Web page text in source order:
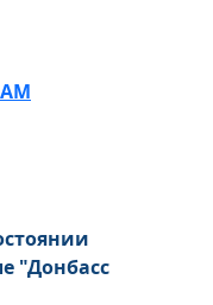
"Донбасс